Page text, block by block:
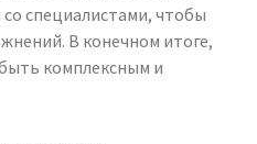
со специалистами, чтобы
В конечном итоге,
комплексным и